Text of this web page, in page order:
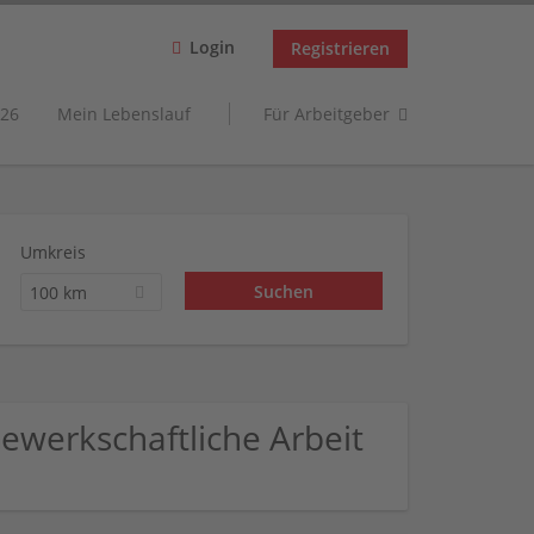
Login Registrieren
Mein Lebenslauf Für Arbeitgeber
Umkreis
100 km
Arbeit